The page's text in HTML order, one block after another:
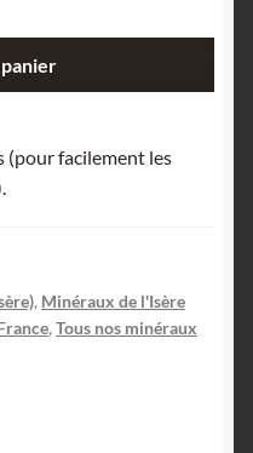
(pour facilement les
, Minéraux de l'Isère
, Tous nos minéraux